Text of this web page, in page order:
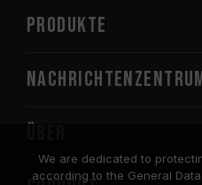
PRODUKTE
We are dedicated to
according to the General